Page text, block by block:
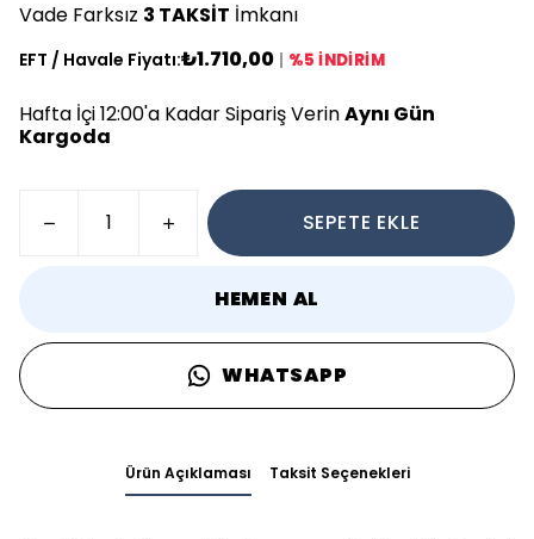
Vade Farksız 3 TAKSİT İmkanı
EFT / Havale Fiyatı:₺1.710,00 | %5 İNDİRİM
Hafta İçi 12:00'a Kadar Sipariş VerinAynı Gün
Kargoda
SEPETE EKLE
HEMEN AL
WHATSAPP
Ürün Açıklaması Taksit Seçenekleri